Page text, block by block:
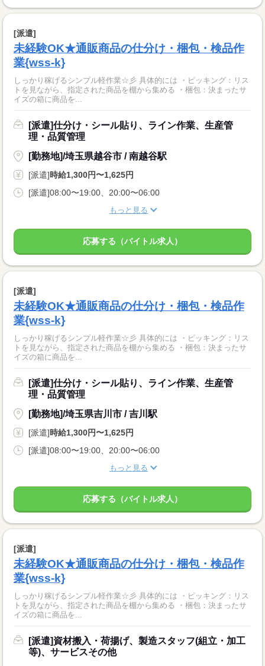
[派遣]
未経験OK★通販商品の仕分け・梱包・検品作
業{wss-k}
しっかり稼げるシンプル軽作業☆彡 具体的には ・ピッキング：リス
トを見ながら、指定された商品を棚から集める ・梱包：決まったサ
イズの箱に商品を...
[派遣]仕分け・シール貼り、ライン作業、生産管
理・品質管理
[勤務地]/埼玉県越谷市 / 南越谷駅
[派遣]時給1,300円〜1,625円
[派遣]08:00〜19:00、20:00〜06:00
もっと見る
応募する（バイトル求人）
[派遣]
未経験OK★通販商品の仕分け・梱包・検品作
業{wss-k}
しっかり稼げるシンプル軽作業☆彡 具体的には ・ピッキング：リス
トを見ながら、指定された商品を棚から集める ・梱包：決まったサ
イズの箱に商品を...
[派遣]仕分け・シール貼り、ライン作業、生産管
理・品質管理
[勤務地]/埼玉県吉川市 / 吉川駅
[派遣]時給1,300円〜1,625円
[派遣]08:00〜19:00、20:00〜06:00
もっと見る
応募する（バイトル求人）
[派遣]
未経験OK★通販商品の仕分け・梱包・検品作
業{wss-k}
しっかり稼げるシンプル軽作業☆彡 具体的には ・ピッキング：リス
トを見ながら、指定された商品を棚から集める ・梱包：決まったサ
イズの箱に商品を...
[派遣]資材搬入・荷揚げ、製造スタッフ(組立・加工
等)、サービスその他